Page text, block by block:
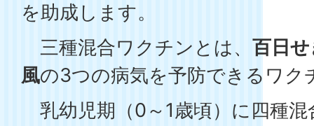
を助成します。
三種混合ワクチンとは、 百日
風の3つの病気を予防できるワク
乳幼児期（0～1歳頃）に四種